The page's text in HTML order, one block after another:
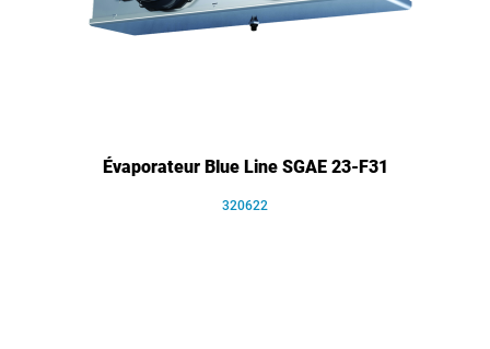
Évaporateur Blue Line SGAE 23-F31
320622